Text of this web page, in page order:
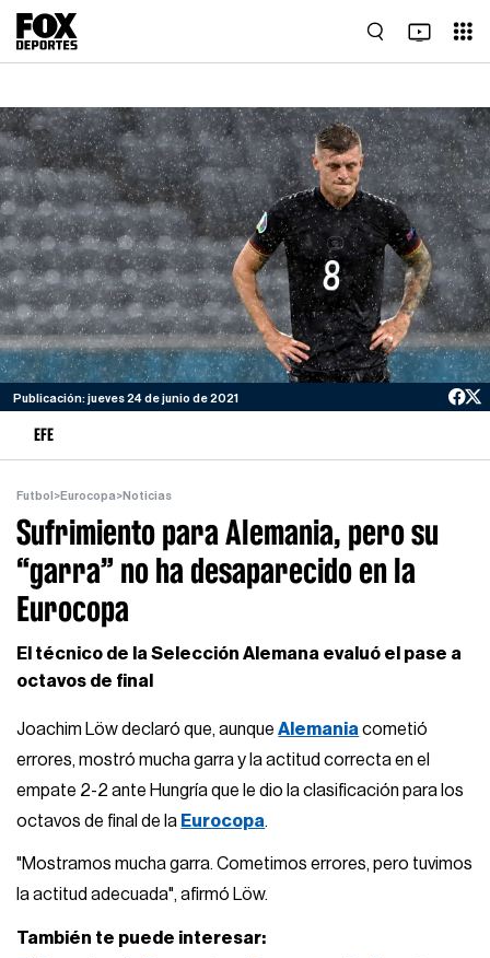
Publicación: jueves 24 de junio de 2021
EFE
Futbol >Eurocopa>Noticias
Sufrimiento para Alemania, pero su
“garra” no ha desaparecido en la
Eurocopa
El técnico de la Selección Alemana evaluó el pase a
octavos de final
Joachim Löw declaró que, aunqueAlemania cometió
errores, mostró mucha garra y la actitud correcta en el
empate 2-2 ante Hungría que le dio la clasificación para los
octavos de final de la Eurocopa.
"Mostramos mucha garra. Cometimos errores, pero tuvimos
la actitud adecuada", afirmó Löw.
También te puede interesar: